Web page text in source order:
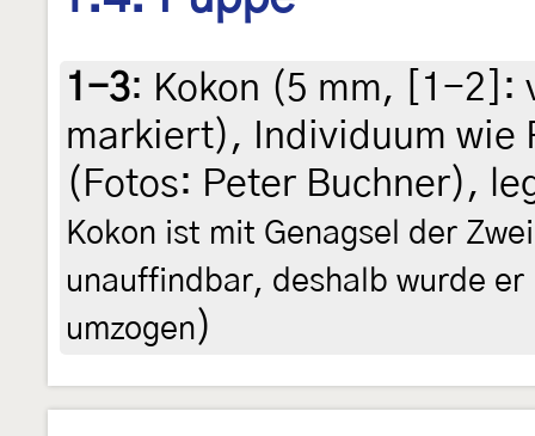
1-3: Kokon (5 mm, [1-2]:
markiert), Individuum wie
(Fotos: Peter Buchner),
Kokon ist mit Genagsel der
unauffindbar, deshalb wurde
umzogen )